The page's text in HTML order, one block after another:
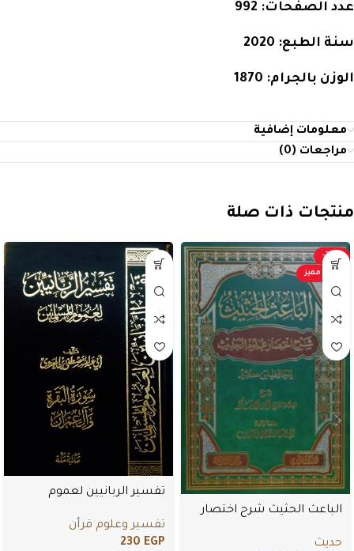
عدد الصفحات:
سنة الطبع:
الوزن بالجرام:
معلومات إضافية
مراجعات (0)
منتجات ذات صلة
-20%
عرض مميز
الباعث الحثيث شرح اختصار
حديث
تفسير الربانيين لعموم
عمران
تفسير وعلوم قرأن
230 EGP